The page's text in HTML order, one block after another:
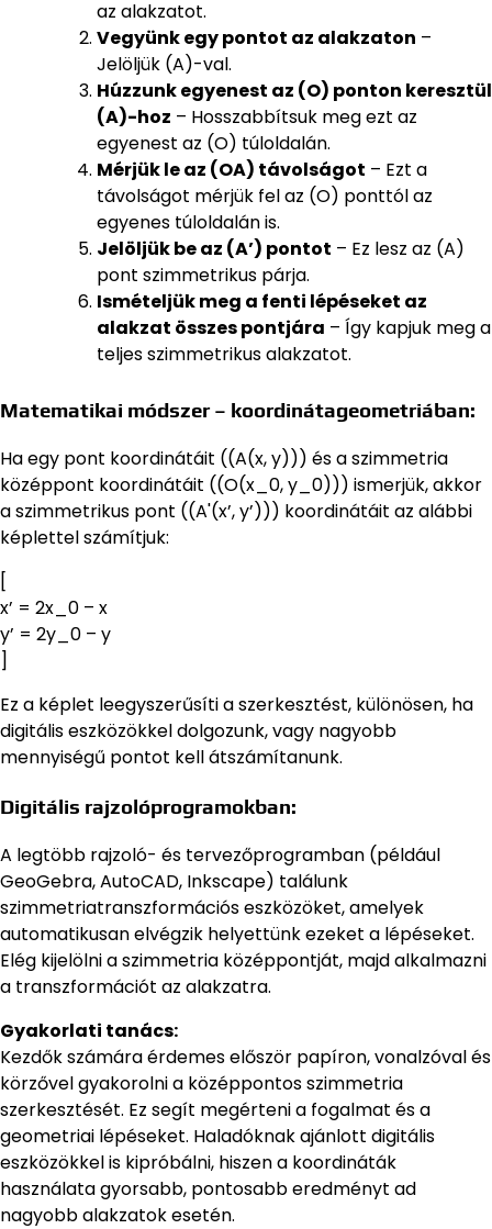
az alakzatot.
Vegyünk egy pontot az alakzaton –
Jelöljük (A)-val.
Húzzunk egyenest az (O) ponton keresztül
(A)-hoz – Hosszabbítsuk meg ezt az
egyenest az (O) túloldalán.
Mérjük le az (OA) távolságot – Ezt a
távolságot mérjük fel az (O) ponttól az
egyenes túloldalán is.
Jelöljük be az (A’) pontot – Ez lesz az (A)
pont szimmetrikus párja.
Ismételjük meg a fenti lépéseket az
alakzat összes pontjára – Így kapjuk meg a
teljes szimmetrikus alakzatot.
Matematikai módszer – koordinátageometriában:
Ha egy pont koordinátáit ((A(x, y))) és a szimmetria
középpont koordinátáit ((O(x_0, y_0))) ismerjük, akkor
a szimmetrikus pont ((A'(x’, y’))) koordinátáit az alábbi
képlettel számítjuk:
[
x’ = 2x_0 – x
y’ = 2y_0 – y
]
Ez a képlet leegyszerűsíti a szerkesztést, különösen, ha
digitális eszközökkel dolgozunk, vagy nagyobb
mennyiségű pontot kell átszámítanunk.
Digitális rajzolóprogramokban:
A legtöbb rajzoló- és tervezőprogramban (például
GeoGebra, AutoCAD, Inkscape) találunk
szimmetriatranszformációs eszközöket, amelyek
automatikusan elvégzik helyettünk ezeket a lépéseket.
Elég kijelölni a szimmetria középpontját, majd alkalmazni
a transzformációt az alakzatra.
Gyakorlati tanács:
Kezdők számára érdemes először papíron, vonalzóval és
körzővel gyakorolni a középpontos szimmetria
szerkesztését. Ez segít megérteni a fogalmat és a
geometriai lépéseket. Haladóknak ajánlott digitális
eszközökkel is kipróbálni, hiszen a koordináták
használata gyorsabb, pontosabb eredményt ad
nagyobb alakzatok esetén.